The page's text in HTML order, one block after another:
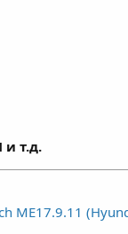
и т.д.
ME17.9.11